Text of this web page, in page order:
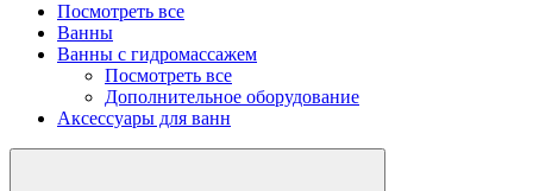
Посмотреть все
Ванны
Ванны с гидромассажем
Посмотреть все
Дополнительное оборудование
Аксессуары для ванн